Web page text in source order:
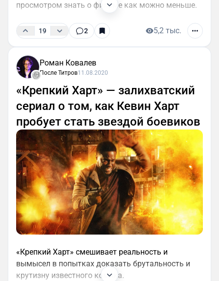
просмотром знать о фильме как можно меньше.
19 2 5,2 тыс.
Роман Ковалев
После Титров11.08.2020
«Крепкий Харт» — залихватский
сериал о том, как Кевин Харт
пробует стать звездой боевиков
«Крепкий Харт» смешивает реальность и
вымысел в попытках доказать брутальность и
крутизну известного комика.